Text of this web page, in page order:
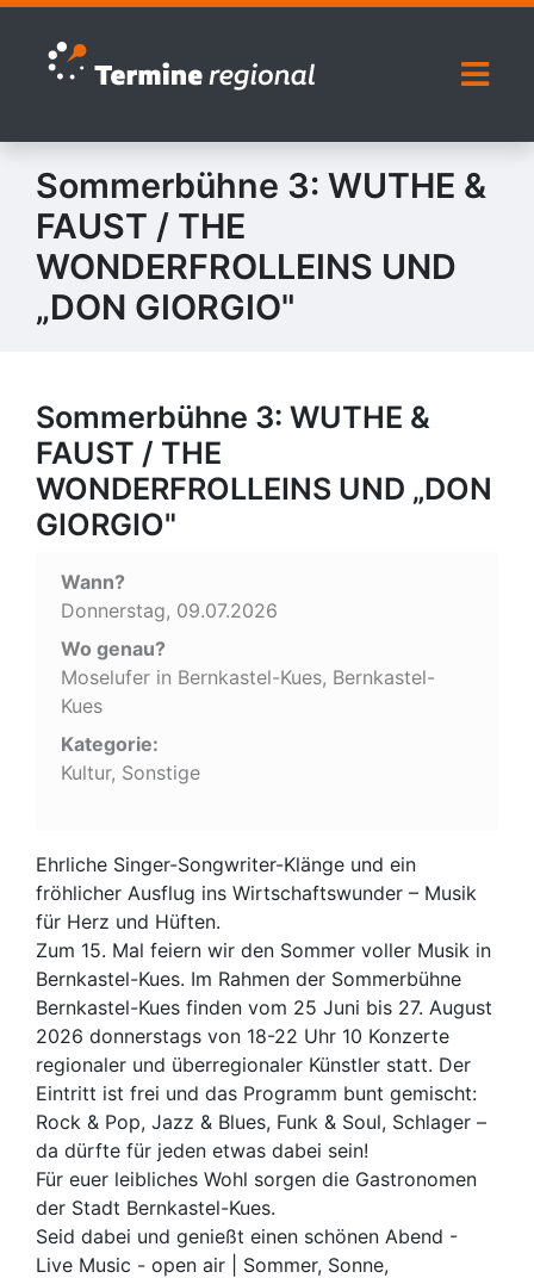
Zur Navigation springen
Zum Inhalt springen
Sommerbühne 3: WUTHE &
FAUST / THE
WONDERFROLLEINS UND
„DON GIORGIO"
Sommerbühne 3: WUTHE &
FAUST / THE
WONDERFROLLEINS UND „DON
GIORGIO"
Wann?
Donnerstag, 09.07.2026
Wo genau?
Moselufer in Bernkastel-Kues, Bernkastel-
Kues
Kategorie:
Kultur, Sonstige
Ehrliche Singer-Songwriter-Klänge und ein
fröhlicher Ausflug ins Wirtschaftswunder – Musik
für Herz und Hüften.
Zum 15. Mal feiern wir den Sommer voller Musik in
Bernkastel-Kues. Im Rahmen der Sommerbühne
Bernkastel-Kues finden vom 25 Juni bis 27. August
2026 donnerstags von 18-22 Uhr 10 Konzerte
regionaler und überregionaler Künstler statt. Der
Eintritt ist frei und das Programm bunt gemischt:
Rock & Pop, Jazz & Blues, Funk & Soul, Schlager –
da dürfte für jeden etwas dabei sein!
Für euer leibliches Wohl sorgen die Gastronomen
der Stadt Bernkastel-Kues.
Seid dabei und genießt einen schönen Abend -
Live Music - open air | Sommer, Sonne,